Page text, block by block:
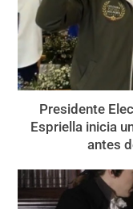
Presidente
Espriella inicia
antes